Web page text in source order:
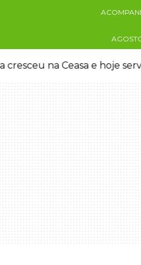
cresceu na Ceasa e hoje